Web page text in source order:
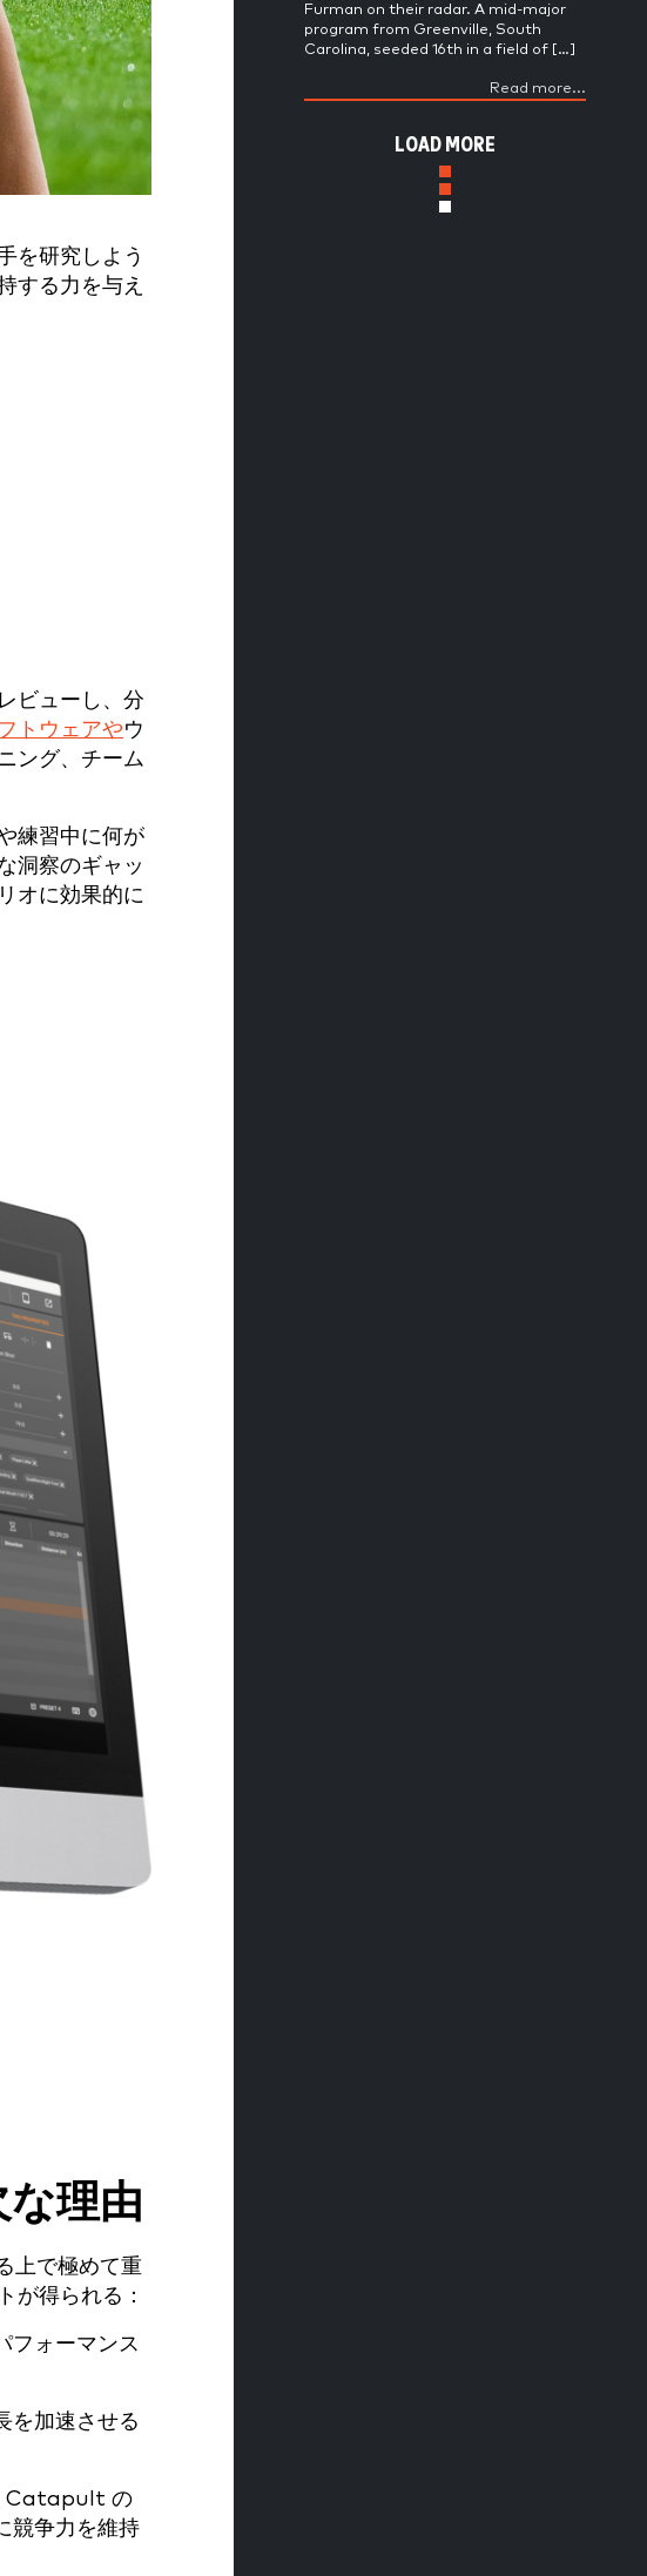
を研究しよう
する力を与え
ビューし、分
トウェアやウ
ング、チーム
練習中に何が
洞察のギャッ
オに効果的に
理由
上で極めて重
が得られる：
フォーマンス
を加速させる
Catapult の
競争力を維持
Furman on their radar. A mid-major
program from Greenville, South
Carolina, seeded 16th in a field of […]
Read more...
LOAD MORE